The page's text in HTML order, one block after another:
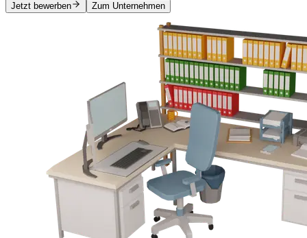
Jetzt bewerben Zum Unternehmen